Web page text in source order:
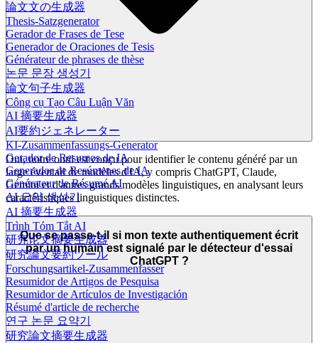
論文文の生成器
Thesis-Satzgenerator
Gerador de Frases de Tese
Generador de Oraciones de Tesis
Générateur de phrases de thèse
논문 문장 생성기
論文句子生成器
Công cụ Tạo Câu Luận Văn
AI 摘要生成器
AI要約ジェネレーター
KI-Zusammenfassungs-Generator
Gerador de Resumos de IA
Generador de Resúmenes de IA
Générateur de Résumé AI
AI 요약 생성기
AI 摘要生成器
Trình Tóm Tắt AI
研究论文摘要生成器
研究論文要約ツール
Forschungsartikel-Zusammenfasser
Resumidor de Artigos de Pesquisa
Resumidor de Artículos de Investigación
Résumé d'article de recherche
연구 논문 요약기
研究論文摘要生成器
Oui, notre outil est conçu pour identifier le contenu généré par un
large éventail de modèles d'IA, y compris ChatGPT, Claude,
Gemini et d'autres grands modèles linguistiques, en analysant leurs
caractéristiques linguistiques distinctes.
Que se passe-t-il si mon texte authentiquement écrit
par un humain est signalé par le détecteur d'essai
ChatGPT ?